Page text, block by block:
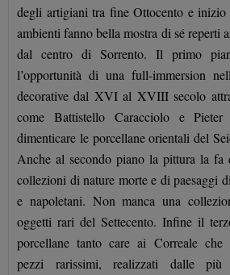
degli artigiani tra fine Ottocento e
ambienti fanno bella mostra di sé reperti
dal centro di Sorrento. Il primo
l’opportunità di una full-immersion
decorative dal XVI al XVIII secolo
come Battistello Caracciolo e Pieter
dimenticare le porcellane orientali del
Anche al secondo piano la pittura la fa
collezioni di nature morte e di paesaggi
e napoletani. Non manca una
oggetti rari del Settecento. Infine il
porcellane tanto care ai Correale che
pezzi rarissimi, realizzati dalle più